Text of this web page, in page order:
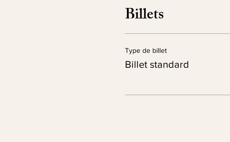
Billets
Type de billet
Billet standard